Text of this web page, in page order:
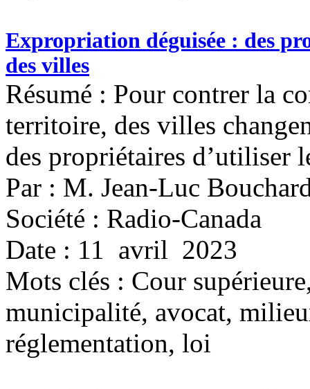
Expropriation déguisée : des
des villes
Résumé : Pour contrer la
territoire, des villes
des propriétaires d’utiliser
Par : M. Jean-Luc
Société : Radio-Canada
Date : 11 avril 2023
Mots clés : Cour
municipalité, avocat,
réglementation, loi